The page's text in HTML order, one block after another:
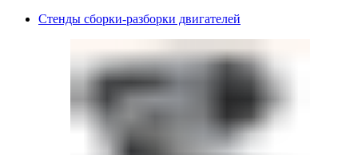
Стенды сборки-разборки двигателей